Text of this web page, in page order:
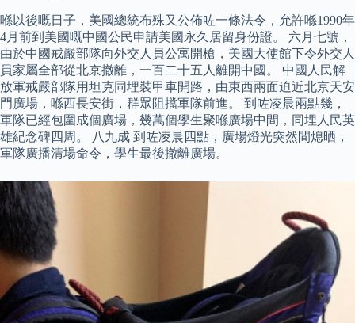
喺以後嘅日子，美國總統布殊又公佈咗一條法令，允許喺1990年
4月前到美國嘅中國公民申請美國永久居留身份證。 六月七號，
由於中國戒嚴部隊向外交人員公寓開槍，美國大使館下令外交人
員家屬全部從北京撤離，一百二十五人離開中國。 中國人民解
放軍戒嚴部隊用坦克同埋裝甲車開路，由東西兩面迫近北京天安
門廣場，喺西長安街，群眾阻擋軍隊前進。 到咗凌晨兩點幾，
軍隊已經包圍成個廣場，幾萬個學生聚喺廣場中間，同埋人民英
雄紀念碑四周。 八九成 到咗凌晨四點，廣場燈光突然間熄晒，
軍隊廣播清場命令，學生最後撤離廣場。